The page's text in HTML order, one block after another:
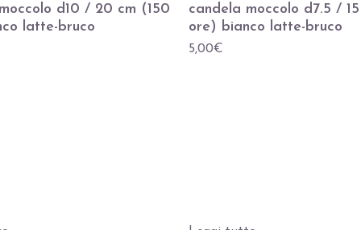
d10 / 20 cm (150
latte-bruco
candela moccolo d7.5 /
ore) bianco latte-bruco
5,00€